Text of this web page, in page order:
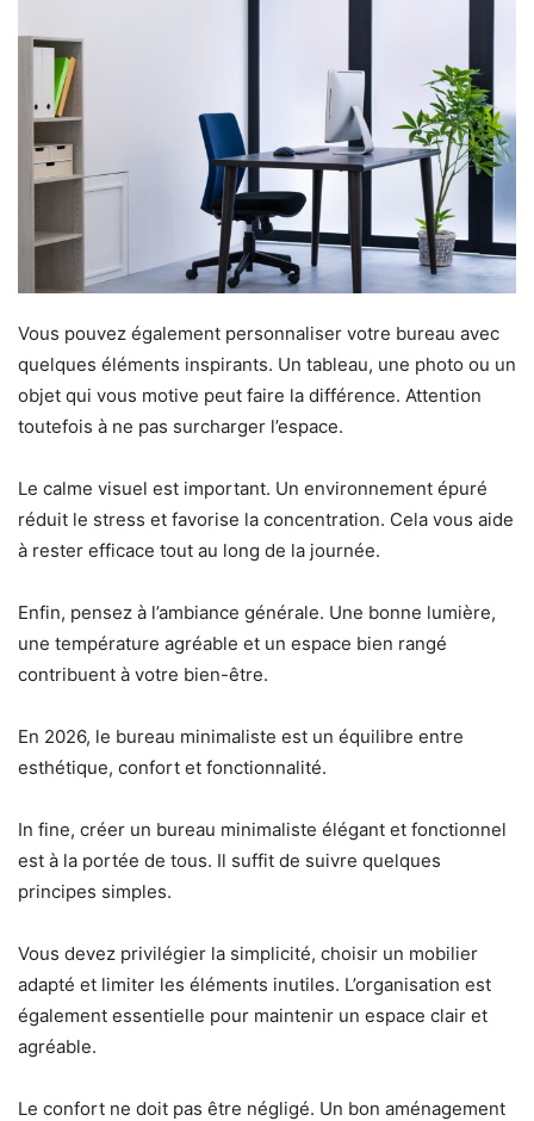
Vous pouvez également personnaliser votre bureau avec
quelques éléments inspirants. Un tableau, une photo ou un
objet qui vous motive peut faire la différence. Attention
toutefois à ne pas surcharger l’espace.
Le calme visuel est important. Un environnement épuré
réduit le stress et favorise la concentration. Cela vous aide
à rester efficace tout au long de la journée.
Enfin, pensez à l’ambiance générale. Une bonne lumière,
une température agréable et un espace bien rangé
contribuent à votre bien-être.
En 2026, le bureau minimaliste est un équilibre entre
esthétique, confort et fonctionnalité.
In fine, créer un bureau minimaliste élégant et fonctionnel
est à la portée de tous. Il suffit de suivre quelques
principes simples.
Vous devez privilégier la simplicité, choisir un mobilier
adapté et limiter les éléments inutiles. L’organisation est
également essentielle pour maintenir un espace clair et
agréable.
Le confort ne doit pas être négligé. Un bon aménagement